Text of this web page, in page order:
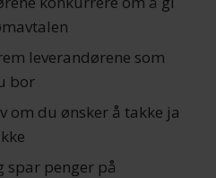
leverandørene som
bor
om du ønsker å takke ja
spar penger på